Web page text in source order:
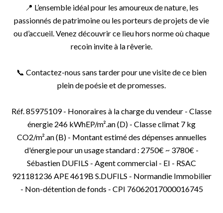
📍 L’ensemble idéal pour les amoureux de nature, les
passionnés de patrimoine ou les porteurs de projets de vie
ou d’accueil. Venez découvrir ce lieu hors norme où chaque
recoin invite à la rêverie.
📞 Contactez-nous sans tarder pour une visite de ce bien
plein de poésie et de promesses.
Réf. 85975109 - Honoraires à la charge du vendeur - Classe
énergie 246 kWhEP/m².an (D) - Classe climat 7 kg
CO2/m².an (B) - Montant estimé des dépenses annuelles
d'énergie pour un usage standard : 2750€ ~ 3780€ -
Sébastien DUFILS - Agent commercial - EI - RSAC
921181236 APE 4619B S.DUFILS - Normandie Immobilier
- Non-détention de fonds - CPI 76062017000016745